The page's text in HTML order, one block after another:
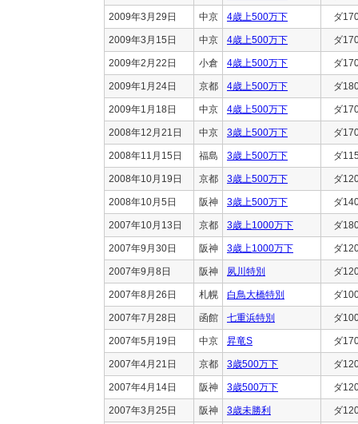
2009年3月29日 中京 4歳上500万下 ダ
2009年3月15日 中京 4歳上500万下 ダ
2009年2月22日 小倉 4歳上500万下 ダ
2009年1月24日 京都 4歳上500万下 ダ
2009年1月18日 中京 4歳上500万下 ダ
2008年12月21日 中京 3歳上500万下 ダ
2008年11月15日 福島 3歳上500万下 ダ
2008年10月19日 京都 3歳上500万下 ダ
2008年10月5日 阪神 3歳上500万下 ダ
2007年10月13日 京都 3歳上1000万下 ダ
2007年9月30日 阪神 3歳上1000万下 ダ
2007年9月8日 阪神 夙川特別 ダ
2007年8月26日 札幌 白鳥大橋特別 ダ
2007年7月28日 函館 七重浜特別 ダ
2007年5月19日 中京 昇竜S ダ
2007年4月21日 京都 3歳500万下 ダ
2007年4月14日 阪神 3歳500万下 ダ
2007年3月25日 阪神 3歳未勝利 ダ